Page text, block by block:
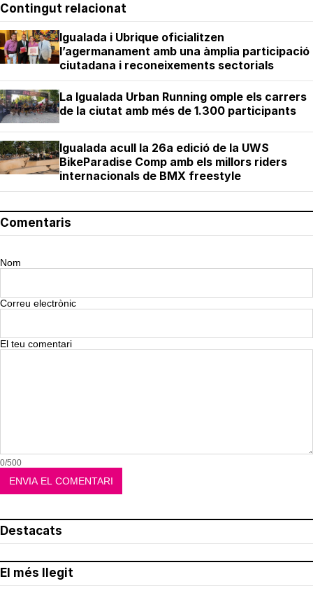
Contingut relacionat
Igualada i Ubrique oficialitzen
l’agermanament amb una àmplia participació
ciutadana i reconeixements sectorials
La Igualada Urban Running omple els carrers
de la ciutat amb més de 1.300 participants
Igualada acull la 26a edició de la UWS
BikeParadise Comp amb els millors riders
internacionals de BMX freestyle
Comentaris
Nom
Correu electrònic
El teu comentari
0/500
Destacats
El més llegit